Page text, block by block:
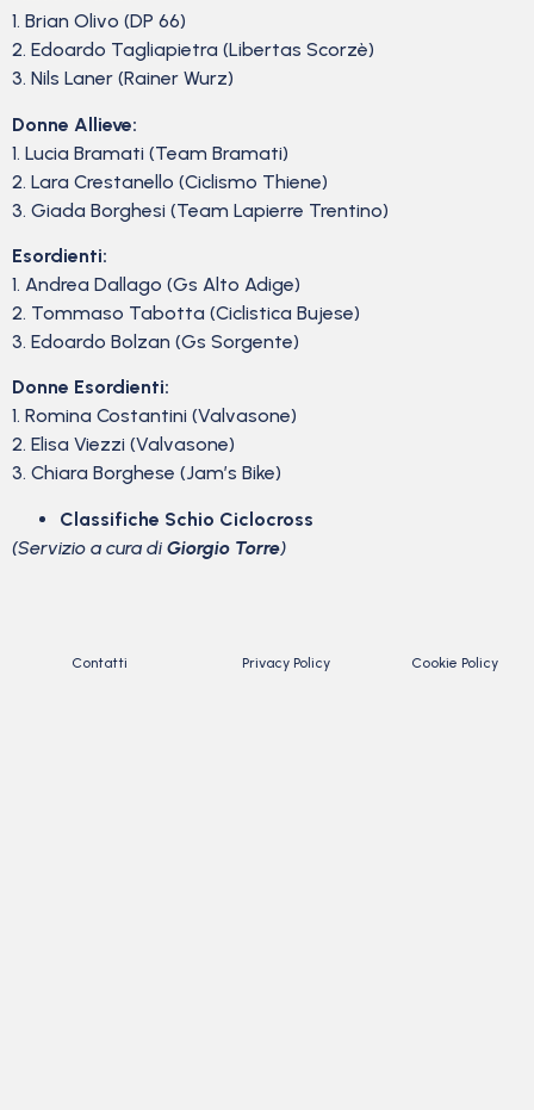
1. Brian Olivo (DP 66)
2. Edoardo Tagliapietra (Libertas Scorzè)
3. Nils Laner (Rainer Wurz)
Donne Allieve:
1. Lucia Bramati (Team Bramati)
2. Lara Crestanello (Ciclismo Thiene)
3. Giada Borghesi (Team Lapierre Trentino)
Esordienti:
1. Andrea Dallago (Gs Alto Adige)
2. Tommaso Tabotta (Ciclistica Bujese)
3. Edoardo Bolzan (Gs Sorgente)
Donne Esordienti:
1. Romina Costantini (Valvasone)
2. Elisa Viezzi (Valvasone)
3. Chiara Borghese (Jam’s Bike)
Classifiche Schio Ciclocross
(Servizio a cura di Giorgio Torre)
Contatti Privacy Policy Cookie Policy